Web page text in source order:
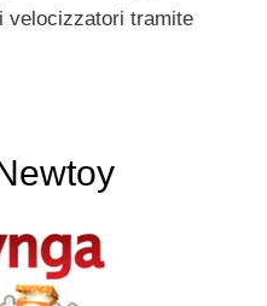
velocizzatori tramite